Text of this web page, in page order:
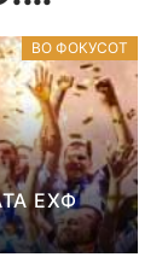
ВО ФОКУСОТ
ЕХФ